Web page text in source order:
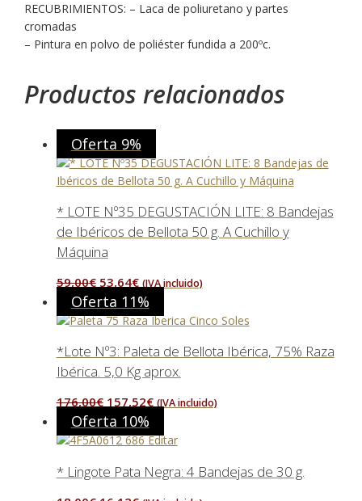
RECUBRIMIENTOS: – Laca de poliuretano y partes
cromadas
– Pintura en polvo de poliéster fundida a 200ºc.
Productos relacionados
Oferta 9%
* LOTE Nº35 DEGUSTACIÓN LITE: 8 Bandejas
de Ibéricos de Bellota 50 g. A Cuchillo y
Máquina
59,00€ El
precio
original
59,00€.
53,64€El
precio
actual
53,64€.
(IVA incluido)
Oferta 11%
*Lote Nº3: Paleta de Bellota Ibérica, 75% Raza
Ibérica. 5,0 Kg aprox.
176,00€ El
precio
original
176,00€.
157,52€El
actual
157,52€.
(IVA incluido)
Oferta 10%
* Lingote Pata Negra: 4 Bandejas de 30 g.